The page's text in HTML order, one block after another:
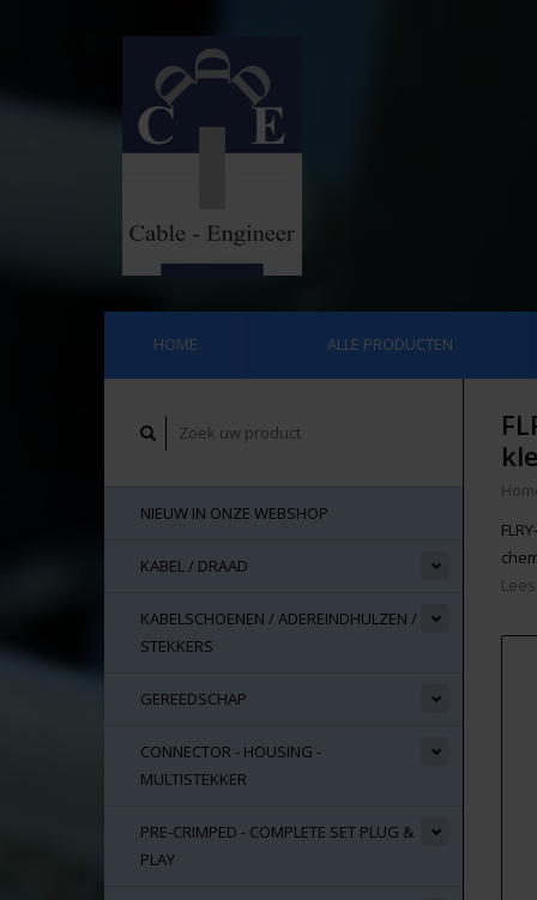
HOME ALLE PRODUCTEN
NIEUW IN ONZE WEBSHOP
KABEL / DRAAD
KABELSCHOENEN / ADEREINDHULZEN /
STEKKERS
GEREEDSCHAP
CONNECTOR - HOUSING -
MULTISTEKKER
PRE-CRIMPED - COMPLETE SET PLUG &
PLAY